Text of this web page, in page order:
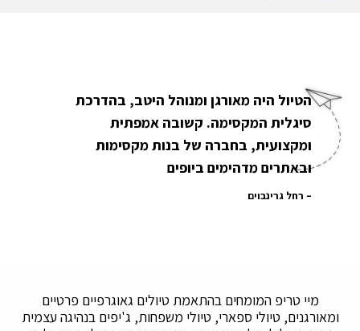
הטיול היה מאורגן ומנוהל היטב, בהדרכת
סיגלית המקסימה. קשובה אמפתית
ומקצועית, בחברה של בנות מקסימות
ובאתרים מדהימים ביופים
רחל גרינבוים
מיי טריפ המומחים בהתאמת טיולים גאוגרפיים פרטיים
ומאורגנים, טיולי ספארי, טיולי משפחות, ג'יפים בנהיגה עצמית